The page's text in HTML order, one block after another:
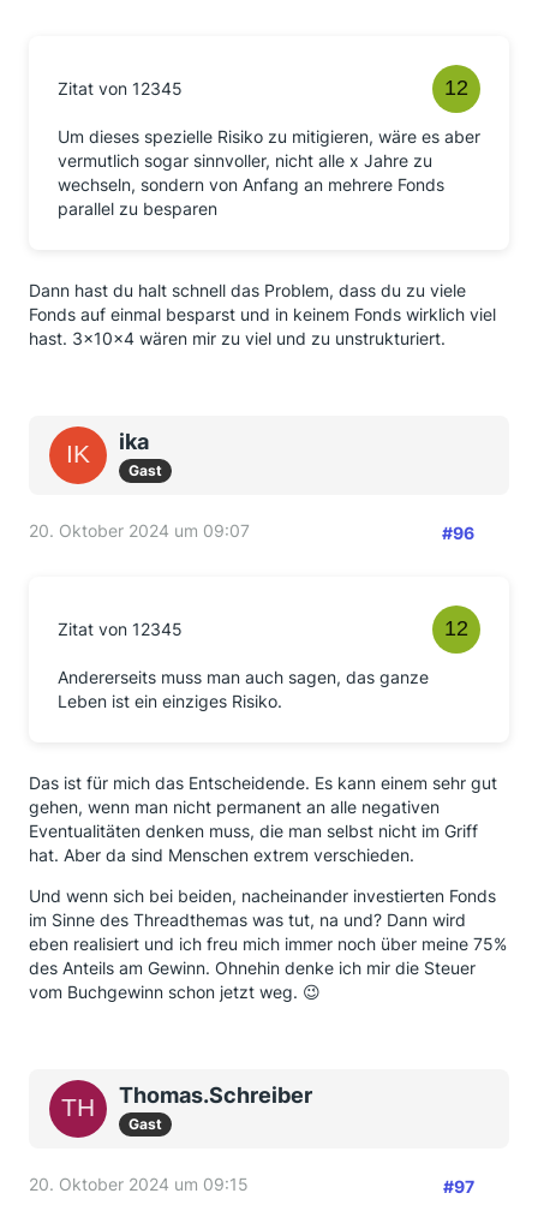
Zitat von 12345
Um dieses spezielle Risiko zu mitigieren, wäre es aber
vermutlich sogar sinnvoller, nicht alle x Jahre zu
wechseln, sondern von Anfang an mehrere Fonds
parallel zu besparen
Dann hast du halt schnell das Problem, dass du zu viele
Fonds auf einmal besparst und in keinem Fonds wirklich viel
hast. 3x10x4 wären mir zu viel und zu unstrukturiert.
ika
Gast
20. Oktober 2024 um 09:07 #96
Zitat von 12345
Andererseits muss man auch sagen, das ganze
Leben ist ein einziges Risiko.
Das ist für mich das Entscheidende. Es kann einem sehr gut
gehen, wenn man nicht permanent an alle negativen
Eventualitäten denken muss, die man selbst nicht im Griff
hat. Aber da sind Menschen extrem verschieden.
Und wenn sich bei beiden, nacheinander investierten Fonds
im Sinne des Threadthemas was tut, na und? Dann wird
eben realisiert und ich freu mich immer noch über meine 75%
des Anteils am Gewinn. Ohnehin denke ich mir die Steuer
vom Buchgewinn schon jetzt weg. 😉
Thomas.Schreiber
Gast
20. Oktober 2024 um 09:15 #97